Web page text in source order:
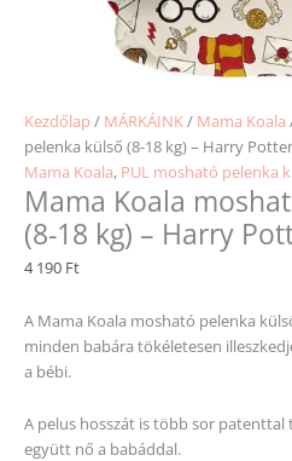
Kezdőlap / MÁRKÁINK/ Mama Koala
pelenka külső (8-18 kg) – Harry Potter
Mama Koala, PUL mosható pelenka
Mama Koala
(8-18 kg) – Harry
4 190 Ft
A Mama Koala mosható pelenka
minden babára tökéletesen
a bébi.
A pelus hosszát is több sor patenttal
együtt nő a babáddal.